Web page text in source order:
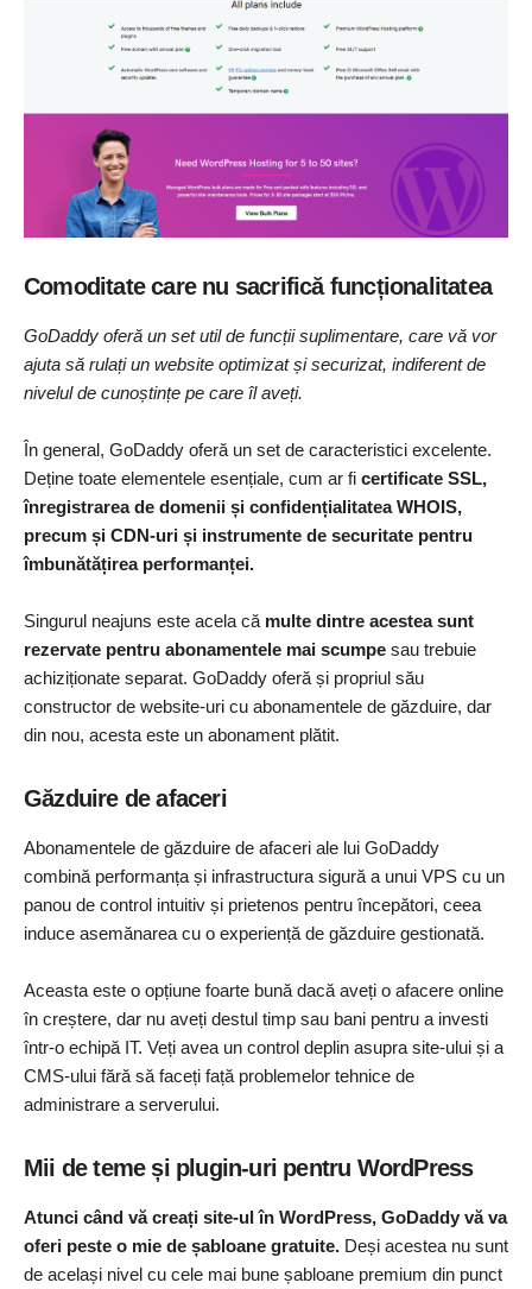
Comoditate care nu sacrifică funcționalitatea
GoDaddy oferă un set util de funcții suplimentare, care vă vor
ajuta să rulați un website optimizat și securizat, indiferent de
nivelul de cunoștințe pe care îl aveți.
În general, GoDaddy oferă un set de caracteristici excelente.
Deține toate elementele esențiale, cum ar fi certificate SSL,
înregistrarea de domenii și confidențialitatea WHOIS,
precum și CDN-uri și instrumente de securitate pentru
îmbunătățirea performanței.
Singurul neajuns este acela că multe dintre acestea sunt
rezervate pentru abonamentele mai scumpe sau trebuie
achiziționate separat. GoDaddy oferă și propriul său
constructor de website-uri cu abonamentele de găzduire, dar
din nou, acesta este un abonament plătit.
Găzduire de afaceri
Abonamentele de găzduire de afaceri ale lui GoDaddy
combină performanța și infrastructura sigură a unui VPS cu un
panou de control intuitiv și prietenos pentru începători, ceea
induce asemănarea cu o experiență de găzduire gestionată.
Aceasta este o opțiune foarte bună dacă aveți o afacere online
în creștere, dar nu aveți destul timp sau bani pentru a investi
într-o echipă IT. Veți avea un control deplin asupra site-ului și a
CMS-ului fără să faceți față problemelor tehnice de
administrare a serverului.
Mii de teme și plugin-uri pentru WordPress
Atunci când vă creați site-ul în WordPress, GoDaddy vă va
oferi peste o mie de șabloane gratuite. Deși acestea nu sunt
de același nivel cu cele mai bune șabloane premium din punct